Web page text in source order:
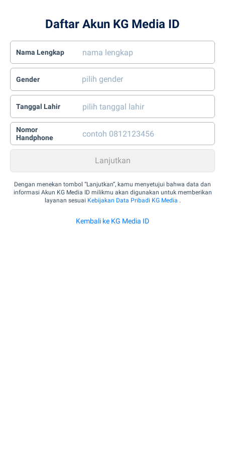
Daftar Akun KG Media ID
Nama Lengkap
Gender
Tanggal Lahir
Nomor
Handphone
Dengan menekan tombol “Lanjutkan”, kamu menyetujui bahwa data dan
informasi Akun KG Media ID milikmu akan digunakan untuk memberikan
layanan sesuai Kebijakan Data Pribadi KG Media .
Kembali ke KG Media ID